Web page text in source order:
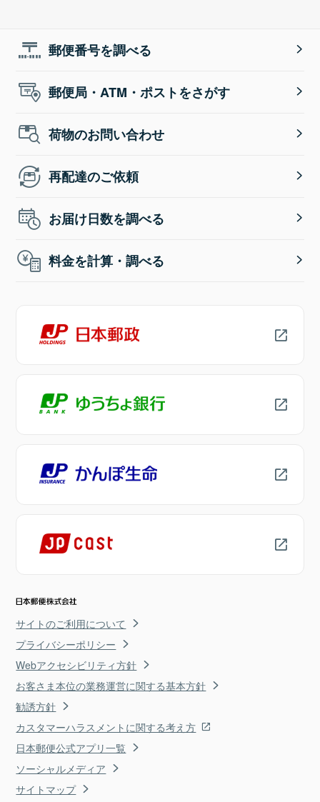
郵便番号を調べる
郵便局・ATM・ポストをさがす
荷物のお問い合わせ
再配達のご依頼
お届け日数を調べる
料金を計算・調べる
サイトのご利用について
プライバシーポリシー
Webアクセシビリティ方針
お客さま本位の業務運営に関する基本方針
勧誘方針
カスタマーハラスメントに関する考え方
日本郵便公式アプリ一覧
ソーシャルメディア
サイトマップ